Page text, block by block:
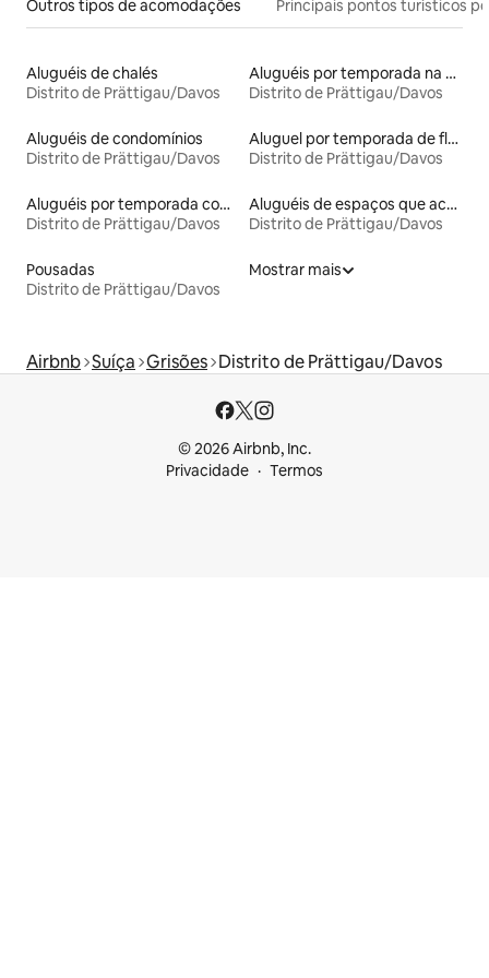
Outros tipos de acomodações Principais pontos turísticos
Aluguéis de chalés
Distrito de Prättigau/Davos
Aluguéis por temporada na orla
Distrito de Prättigau/Davos
Aluguéis de condomínios
Distrito de Prättigau/Davos
Aluguel por temporada de flats
Distrito de Prättigau/Davos
Aluguéis por temporada com banheira de hidromassagem
Distrito de Prättigau/Davos
Aluguéis de espaços que aceitam animais de estimação
Distrito de Prättigau/Davos
Pousadas
Distrito de Prättigau/Davos
Mostrar mais
Airbnb Suíça Grisões Distrito de Prättigau/Davos
© 2026 Airbnb, Inc.
Privacidade
Termos